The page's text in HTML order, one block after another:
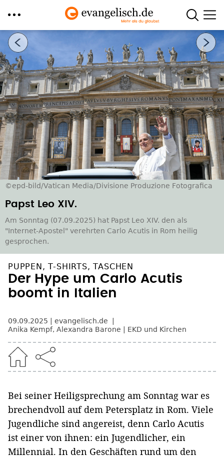
Direkt
zum
Inhalt
Nächstes Bild
©epd-bild/Vatican Media/Divisione Produzione Fotografica
Papst Leo XIV.
Am Sonntag (07.09.2025) hat Papst Leo XIV. den als
"Internet-Apostel" verehrten Carlo Acutis in Rom heilig
gesprochen.
PUPPEN, T-SHIRTS, TASCHEN
Der Hype um Carlo Acutis
boomt in Italien
09.09.2025
evangelisch.de
Anika Kempf, Alexandra Barone EKD und Kirchen
Bei seiner Heiligsprechung am Sonntag war es
brechendvoll auf dem Petersplatz in Rom. Viele
Jugendliche sind angereist, denn Carlo Acutis
ist einer von ihnen: ein Jugendlicher, ein
Millennial. In den Geschäften rund um den